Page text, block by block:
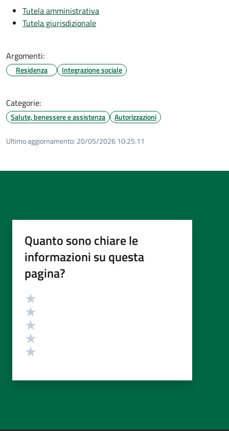
Tutela amministrativa
Tutela giurisdizionale
Argomenti:
Residenza Integrazione sociale
Categorie:
Salute, benessere e assistenza Autorizzazioni
Ultimo aggiornamento: 20/05/2026 10:25.11
Quanto sono chiare le
informazioni su questa
pagina?
Valutazione